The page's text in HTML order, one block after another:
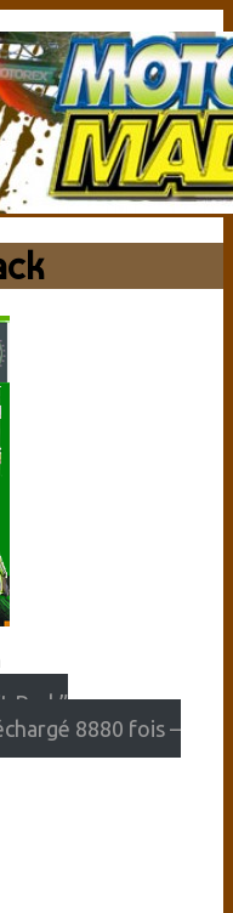
Pack”
8880 fois –